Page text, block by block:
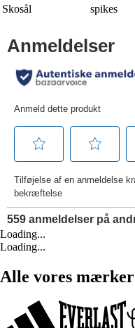
Skosål
spikes
Loading...
Loading...
Alle vores mærker